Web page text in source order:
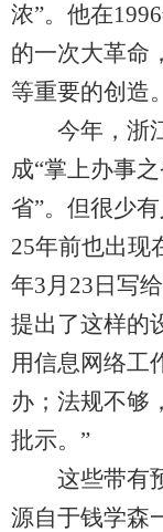
浓”。他在
的一次大革命
等重要的创造。
今年，浙江
成“掌上办事
省”。但很少
25年前也出现
年3月23日写
提出了这样的
用信息网络工
办；法规不够
批示。”
这些带有预
源自于钱学森